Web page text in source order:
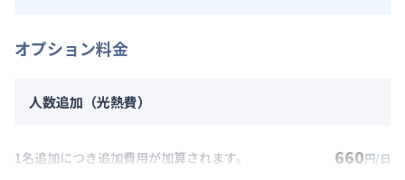
オプション料金
人数追加（光熱費）
1名追加につき追加費用が加算されます。 660円/日